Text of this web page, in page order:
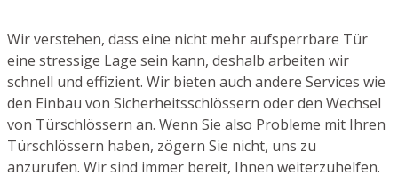
Wir verstehen, dass eine nicht mehr aufsperrbare Tür
eine stressige Lage sein kann, deshalb arbeiten wir
schnell und effizient. Wir bieten auch andere Services wie
den Einbau von Sicherheitsschlössern oder den Wechsel
von Türschlössern an. Wenn Sie also Probleme mit Ihren
Türschlössern haben, zögern Sie nicht, uns zu
anzurufen. Wir sind immer bereit, Ihnen weiterzuhelfen.